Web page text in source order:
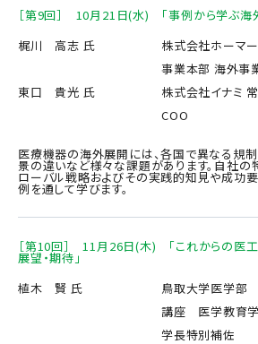
［第9回］ 10月21日(水) 「事例から学ぶ海
梶川 高志 氏
株式会社ホーマ
事業本部 海外事
東口 貴光 氏
株式会社イナミ
COO
医療機器の海外展開には、各国で異なる規
景の違いなど様々な課題があります。自社
ローバル戦略およびその実践的知見や成功
例を通して学びます。
［第10回］ 11月26日(木) 「これからの医
展望・期待」
植木 賢 氏
鳥取大学医学
講座 医学教育
学長特別補佐